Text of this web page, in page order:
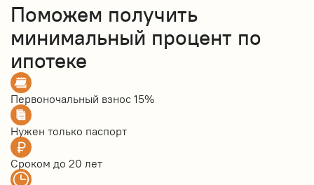
Поможем получить
минимальный процент по
ипотеке
Первоночальный взнос 15%
Нужен только паспорт
Сроком до 20 лет